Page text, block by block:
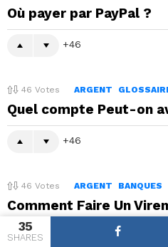
35
SHARES
Où payer par PayPal ?
46
46 Votes ARGENT
Quel compte Peut-on
46
46 Votes ARGENT BANQUES
Comment Faire Un
D’une Autre Personne ?